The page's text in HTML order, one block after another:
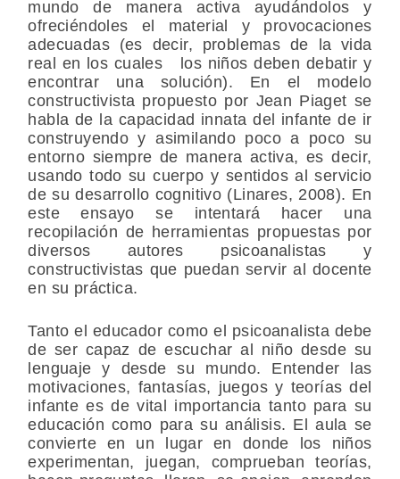
mundo de manera activa ayudándolos y
ofreciéndoles el material y provocaciones
adecuadas (es decir, problemas de la vida
real en los cuales los niños deben debatir y
encontrar una solución). En el modelo
constructivista propuesto por Jean Piaget se
habla de la capacidad innata del infante de ir
construyendo y asimilando poco a poco su
entorno siempre de manera activa, es decir,
usando todo su cuerpo y sentidos al servicio
de su desarrollo cognitivo (Linares, 2008). En
este ensayo se intentará hacer una
recopilación de herramientas propuestas por
diversos autores psicoanalistas y
constructivistas que puedan servir al docente
en su práctica.
Tanto el educador como el psicoanalista debe
de ser capaz de escuchar al niño desde su
lenguaje y desde su mundo. Entender las
motivaciones, fantasías, juegos y teorías del
infante es de vital importancia tanto para su
educación como para su análisis. El aula se
convierte en un lugar en donde los niños
experimentan, juegan, comprueban teorías,